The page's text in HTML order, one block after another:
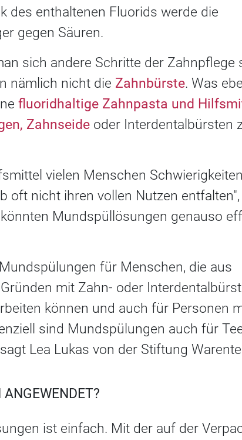
des enthaltenen Fluorids werde die
gegen Säuren.
sich andere Schritte der Zahnpflege
nämlich nicht die Zahnbürste. Was
fluoridhaltige Zahnpasta und
Zahnseide oder Interdentalbürsten
vielen Menschen
oft nicht ihren vollen Nutzen
Mundspüllösungen genauso
für Menschen, die aus
mit Zahn- oder
können und auch für Personen
sind Mundspülungen auch für
Lea Lukas von der Stiftung
ist einfach. Mit der auf der